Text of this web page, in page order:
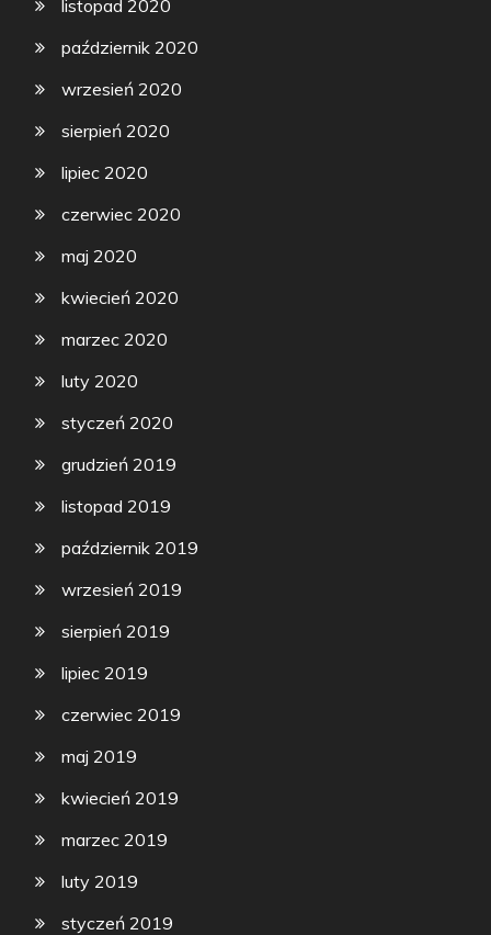
listopad 2020
październik 2020
wrzesień 2020
sierpień 2020
lipiec 2020
czerwiec 2020
maj 2020
kwiecień 2020
marzec 2020
luty 2020
styczeń 2020
grudzień 2019
listopad 2019
październik 2019
wrzesień 2019
sierpień 2019
lipiec 2019
czerwiec 2019
maj 2019
kwiecień 2019
marzec 2019
luty 2019
styczeń 2019